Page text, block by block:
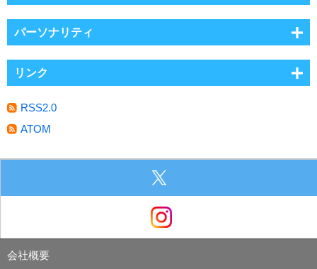
パーソナリティ
リンク
RSS2.0
ATOM
会社概要